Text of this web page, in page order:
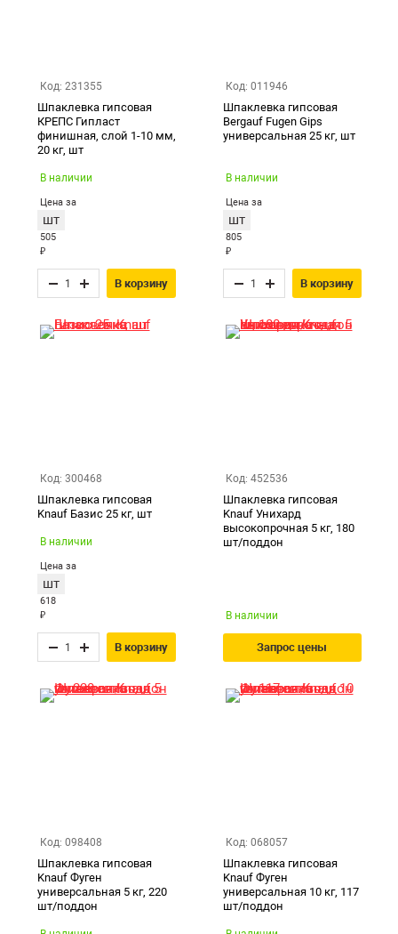
Код: 231355
Шпаклевка гипсовая
КРЕПС Гипласт
финишная, слой 1-10 мм,
20 кг, шт
В наличии
Цена за
шт
505
₽
В корзину
Код: 011946
Шпаклевка гипсовая
Bergauf Fugen Gips
универсальная 25 кг, шт
В наличии
Цена за
шт
805
₽
В корзину
Код: 300468
Шпаклевка гипсовая
Knauf Базис 25 кг, шт
В наличии
Цена за
шт
618
₽
В корзину
Код: 452536
Шпаклевка гипсовая
Knauf Унихард
высокопрочная 5 кг, 180
шт/поддон
В наличии
Запрос цены
Код: 098408
Шпаклевка гипсовая
Knauf Фуген
универсальная 5 кг, 220
шт/поддон
Код: 068057
Шпаклевка гипсовая
Knauf Фуген
универсальная 10 кг, 117
шт/поддон